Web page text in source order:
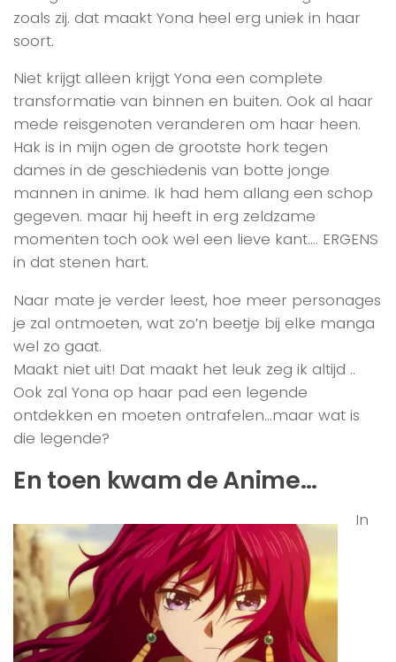
zoals zij. dat maakt Yona heel erg uniek in haar
soort.
Niet krijgt alleen krijgt Yona een complete
transformatie van binnen en buiten. Ook al haar
mede reisgenoten veranderen om haar heen.
Hak is in mijn ogen de grootste hork tegen
dames in de geschiedenis van botte jonge
mannen in anime. Ik had hem allang een schop
gegeven. maar hij heeft in erg zeldzame
momenten toch ook wel een lieve kant…. ERGENS
in dat stenen hart.
Naar mate je verder leest, hoe meer personages
je zal ontmoeten, wat zo’n beetje bij elke manga
wel zo gaat.
Maakt niet uit! Dat maakt het leuk zeg ik altijd ..
Ook zal Yona op haar pad een legende
ontdekken en moeten ontrafelen…maar wat is
die legende?
En toen kwam de Anime…
In